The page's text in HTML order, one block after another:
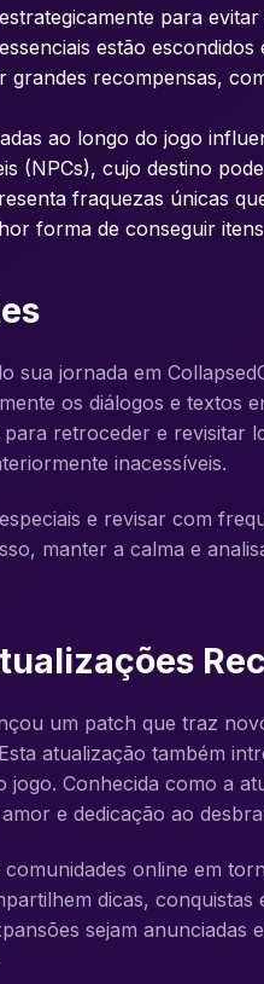
para
estão
recompensas,
ao longo do jogo
(NPCs), cujo destino
fraquezas únicas
forma de conseguir
sua jornada em
os diálogos e
retroceder e revisitar
inacessíveis.
e revisar com
manter a calma e
um patch que traz
atualização também
Conhecida como a
e dedicação ao
online em
dicas,
sejam